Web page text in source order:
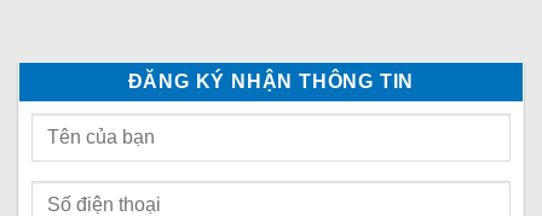
ĐĂNG KÝ NHẬN THÔNG TIN